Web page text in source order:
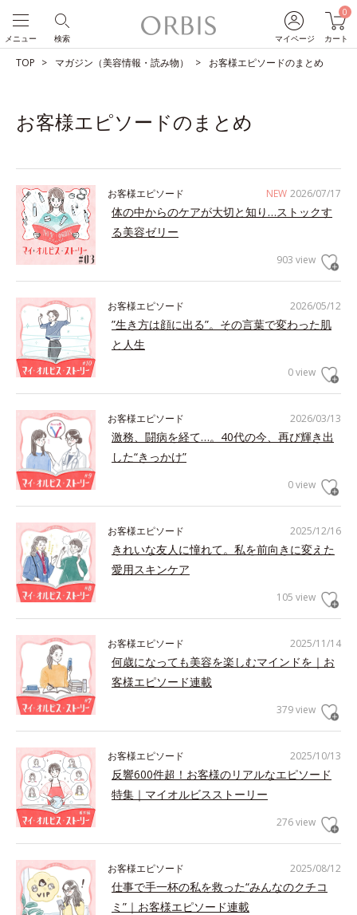
マイページ
0
カート
検索
メニュー
TOP マガジン（美容情報・読み物） お客様エピソードのまとめ
お客様エピソードのまとめ
NEW 2026/07/17
お客様エピソード
体の中からのケアが大切と知り…ストックす
る美容ゼリー
903 view
2026/05/12
お客様エピソード
”生き方は顔に出る”。その言葉で変わった肌
と人生
0 view
2026/03/13
お客様エピソード
激務、闘病を経て…。40代の今、再び輝き出
した“きっかけ”
0 view
2025/12/16
お客様エピソード
きれいな友人に憧れて。私を前向きに変えた
愛用スキンケア
105 view
2025/11/14
お客様エピソード
何歳になっても美容を楽しむマインドを｜お
客様エピソード連載
379 view
2025/10/13
お客様エピソード
反響600件超！お客様のリアルなエピソード
特集｜マイオルビスストーリー
276 view
2025/08/12
お客様エピソード
仕事で手一杯の私を救った“みんなのクチコ
ミ”｜お客様エピソード連載